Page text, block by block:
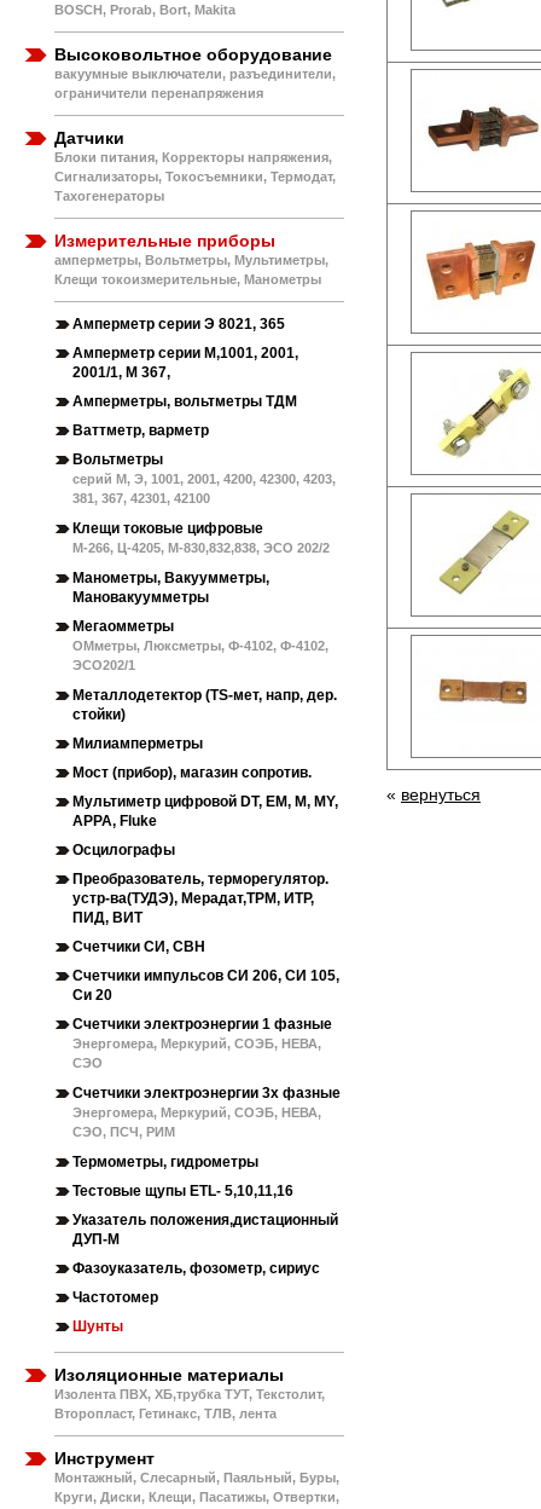
BOSCH, Prorab, Bort, Makita
Высоковольтное оборудование
вакуумные выключатели, разъединители,
ограничители перенапряжения
Датчики
Блоки питания, Корректоры напряжения,
Сигнализаторы, Токосъемники, Термодат,
Тахогенераторы
Измерительные приборы
амперметры, Вольтметры, Мультиметры,
Клещи токоизмерительные, Манометры
Амперметр серии Э 8021, 365
Амперметр серии М,1001, 2001,
2001/1, М 367,
Амперметры, вольтметры ТДМ
Ваттметр, варметр
Вольтметры
серий М, Э, 1001, 2001, 4200, 42300, 4203,
381, 367, 42301, 42100
Клещи токовые цифровые
М-266, Ц-4205, М-830,832,838, ЭСО 202/2
Манометры, Вакуумметры,
Мановакуумметры
Мегаомметры
ОМметры, Люксметры, Ф-4102, Ф-4102,
ЭСО202/1
Металлодетектор (TS-мет, напр, дер.
стойки)
Милиамперметры
Мост (прибор), магазин сопротив.
Мультиметр цифровой DT, EM, M, MY,
АРРА, Fluke
Осцилографы
Преобразователь, терморегулятор.
устр-ва(ТУДЭ), Мерадат,ТРМ, ИТР,
ПИД, ВИТ
Счетчики СИ, СВН
Счетчики импульсов СИ 206, СИ 105,
Си 20
Счетчики электроэнергии 1 фазные
Энергомера, Меркурий, СОЭБ, НЕВА,
СЭО
Счетчики электроэнергии 3х фазные
Энергомера, Меркурий, СОЭБ, НЕВА,
СЭО, ПСЧ, РИМ
Термометры, гидрометры
Тестовые щупы ETL- 5,10,11,16
Указатель положения,дистационный
ДУП-М
Фазоуказатель, фозометр, сириус
Частотомер
Шунты
Изоляционные материалы
Изолента ПВХ, ХБ,трубка ТУТ, Текстолит,
Второпласт, Гетинакс, ТЛВ, лента
Инструмент
Монтажный, Слесарный, Паяльный, Буры,
Круги, Диски, Клещи, Пасатижы, Отвертки,
« вернуться